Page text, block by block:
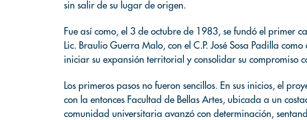
sin salir de su lugar de origen.
Fue así como, el 3 de octubre de 1983, se fundó el primer
Lic. Braulio Guerra Malo, con el C.P. José Sosa Padilla
iniciar su expansión territorial y consolidar su compromiso
Los primeros pasos no fueron sencillos. En sus inicios, el
con la entonces Facultad de Bellas Artes, ubicada a un
comunidad universitaria avanzó con determinación,